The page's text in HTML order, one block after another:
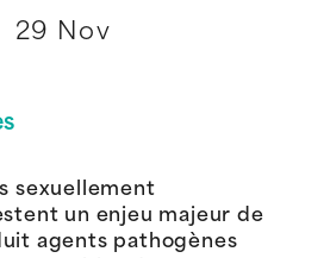
29 Nov
sexuellement
un enjeu majeur de
agents pathogènes